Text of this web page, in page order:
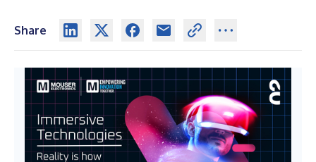
Share